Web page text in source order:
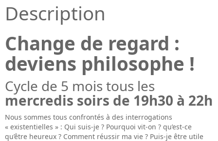
Description
Change de regard :
deviens philosophe !
Cycle de 5 mois tous les
mercredis soirs de 19h30 à 22h
Nous sommes tous confrontés à des interrogations
« existentielles » : Qui suis-je ? Pourquoi vit-on ? qu’est-ce
qu’être heureux ? Comment réussir ma vie ? Puis-je être utile